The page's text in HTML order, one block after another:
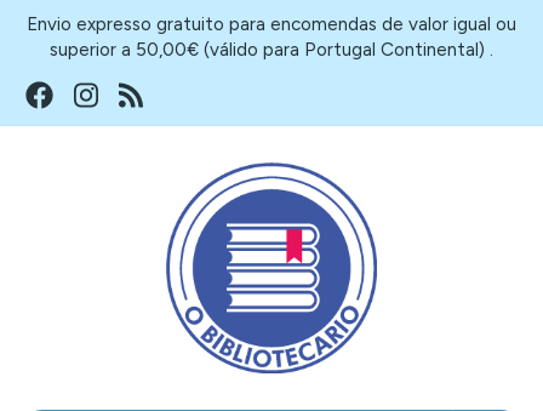
Envio expresso gratuito para encomendas de valor igual ou
superior a 50,00€ (válido para Portugal Continental) .